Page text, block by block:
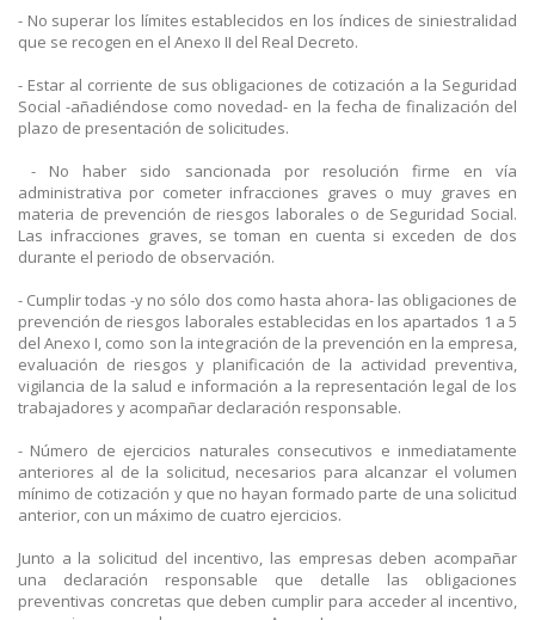
- No superar los límites establecidos en los índices de siniestralidad
que se recogen en el Anexo II del Real Decreto.
- Estar al corriente de sus obligaciones de cotización a la Seguridad
Social -añadiéndose como novedad- en la fecha de finalización del
plazo de presentación de solicitudes.
- No haber sido sancionada por resolución firme en vía
administrativa por cometer infracciones graves o muy graves en
materia de prevención de riesgos laborales o de Seguridad Social.
Las infracciones graves, se toman en cuenta si exceden de dos
durante el periodo de observación.
- Cumplir todas -y no sólo dos como hasta ahora- las obligaciones de
prevención de riesgos laborales establecidas en los apartados 1 a 5
del Anexo I, como son la integración de la prevención en la empresa,
evaluación de riesgos y planificación de la actividad preventiva,
vigilancia de la salud e información a la representación legal de los
trabajadores y acompañar declaración responsable.
- Número de ejercicios naturales consecutivos e inmediatamente
anteriores al de la solicitud, necesarios para alcanzar el volumen
mínimo de cotización y que no hayan formado parte de una solicitud
anterior, con un máximo de cuatro ejercicios.
Junto a la solicitud del incentivo, las empresas deben acompañar
una declaración responsable que detalle las obligaciones
preventivas concretas que deben cumplir para acceder al incentivo,